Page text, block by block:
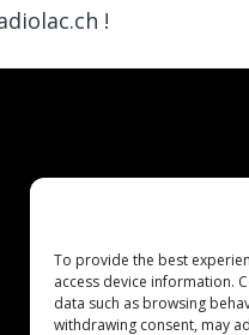
To provide the best
access device information.
data such as browsing
withdrawing consent, may
!